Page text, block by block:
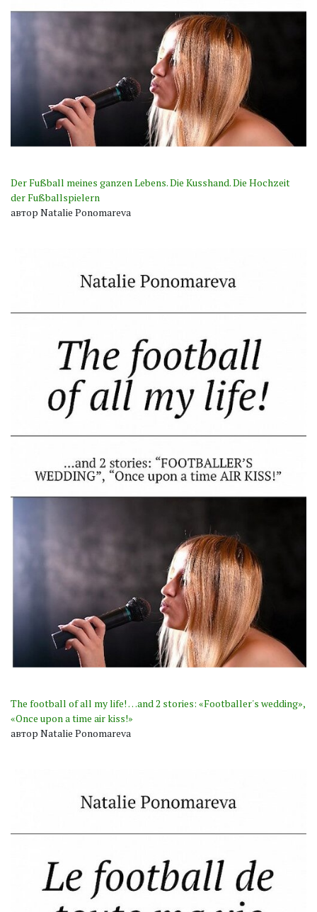
Der Fußball meines ganzen Lebens. Die Kusshand. Die Hochzeit
der Fußballspielern
автор Natalie Ponomareva
The football of all my life! …and 2 stories: «Footballer's wedding»,
«Once upon a time air kiss!»
автор Natalie Ponomareva